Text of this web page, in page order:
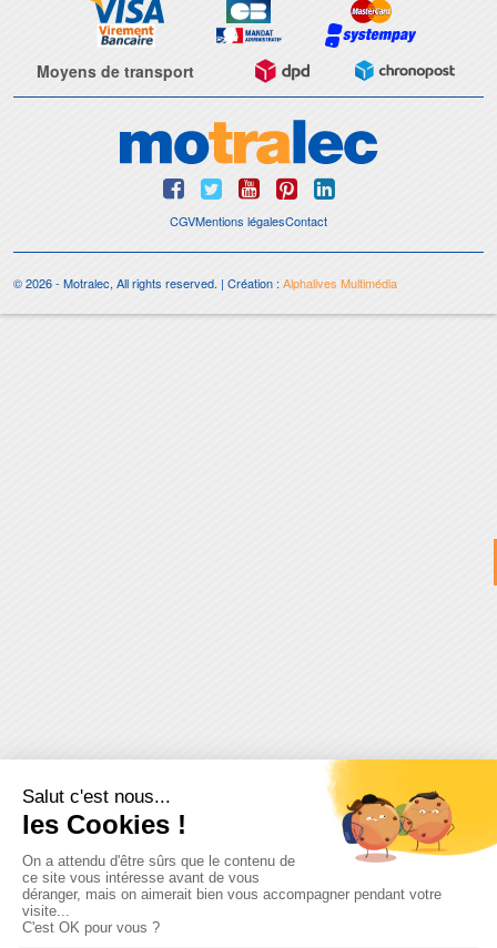
Moyens de transport
CGVMentions légalesContact
© 2026 - Motralec, All rights reserved. | Création :Alphalives Multimédia